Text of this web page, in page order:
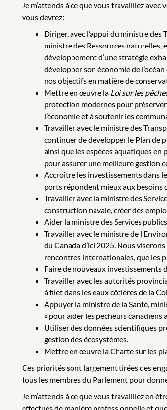
Je m’attends à ce que vous travailliez
vous devrez:
Diriger, avec l’appui du ministre
ministre des Ressources naturelles,
développement d’une stratégie
développer son économie de
nos objectifs en matière de
Mettre en œuvre la Loi sur les
protection modernes pour
l’économie et à soutenir les
Travailler avec le ministre des
continuer de développer le Plan de
ainsi que les espèces aquatiques
pour assurer une meilleure gestion
Accroître les investissements dans
ports répondent mieux aux besoins
Travailler avec la ministre des
construction navale, créer des
Aider la ministre des Services
Travailler avec le ministre de
du Canada d’ici 2025. Nous
rencontres internationales, que les
Faire de nouveaux investissements
Travailler avec les autorités
à filet dans les eaux côtières de la
Appuyer la ministre de la Santé,
» pour aider les pêcheurs
Utiliser des données scientifiques
gestion des écosystèmes.
Mettre en œuvre la Charte sur les
Ces priorités sont largement tirées des
tous les membres du Parlement pour
Je m’attends à ce que vous travailliez en
effectués de manière professionnelle et